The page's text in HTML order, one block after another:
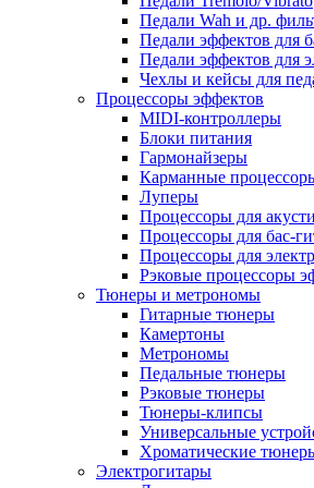
Педали Wah и др.
Педали эффектов для
Педали эффектов для
Чехлы и кейсы для
Процессоры эффектов
MIDI-контроллеры
Блоки питания
Гармонайзеры
Карманные
Луперы
Процессоры для
Процессоры для бас-
Процессоры для
Рэковые процессоры
Тюнеры и метрономы
Гитарные тюнеры
Камертоны
Метрономы
Педальные тюнеры
Рэковые тюнеры
Тюнеры-клипсы
Универсальные
Хроматические
Электрогитары